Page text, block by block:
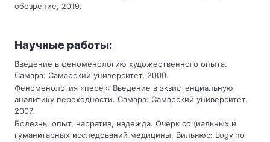
обозрение, 2019.
Научные работы:
Введение в феноменологию художественного опыта.
Самара: Самарский университет, 2000.
Феноменология «пере»: Введение в экзистенциальную
аналитику переходности. Самара: Самарский университет,
2007.
Болезнь: опыт, нарратив, надежда. Очерк социальных и
гуманитарных исследований медицины. Вильнюс: Logvino